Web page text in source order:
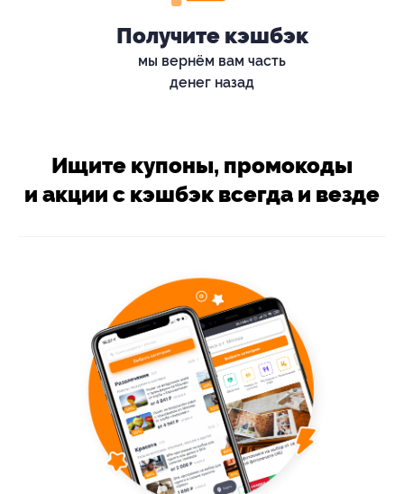
Получите кэшбэк
мы вернём вам часть
денег назад
Ищите купоны, промокоды
и акции с кэшбэк всегда и везде